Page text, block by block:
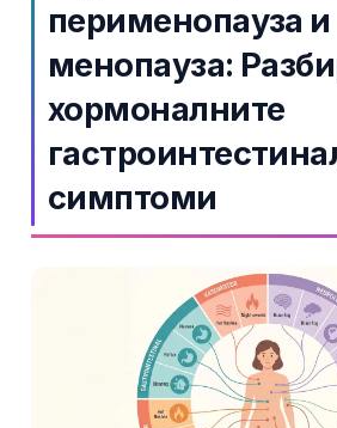
перименопауза и
менопауза:
хормоналните
симптоми